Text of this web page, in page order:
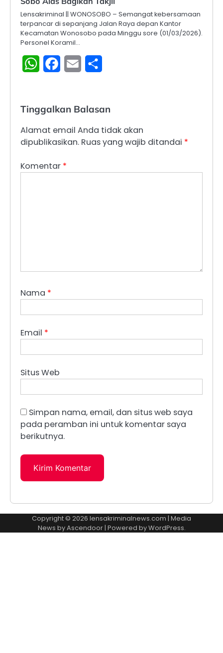
Lensakriminal || WONOSOBO – Semangat kebersamaan
terpancar di sepanjang Jalan Raya depan Kantor
Kecamatan Wonosobo pada Minggu sore (01/03/2026).
Personel Koramil…
WhatsAppFacebook
Email
Tinggalkan Balasan
Alamat email Anda tidak akan
dipublikasikan. Ruas yang wajib ditandai *
Komentar *
Nama *
Email *
Situs Web
Simpan nama, email, dan situs web saya
pada peramban ini untuk komentar saya
berikutnya.
Copyright © 2026 lensakriminalnews.com | Media
News byAscendoor| Powered byWordPress.